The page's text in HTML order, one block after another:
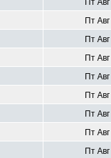
Пт
Пт
Пт
Пт
Пт
Пт
Пт
Пт
Пт